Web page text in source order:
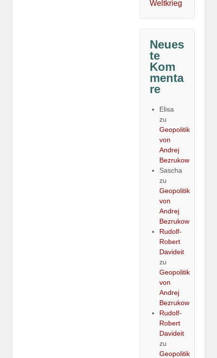
Weltkrieg
Neues
te
Kom
menta
re
Elisa
zu
Geopolitik
von
Andrej
Bezrukow
Sascha
zu
Geopolitik
von
Andrej
Bezrukow
Rudolf-
Robert
Davideit
zu
Geopolitik
von
Andrej
Bezrukow
Rudolf-
Robert
Davideit
zu
Geopolitik